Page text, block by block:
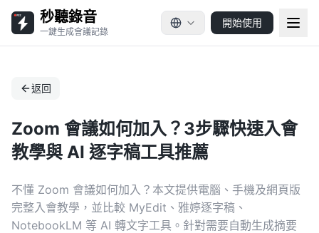
秒聽錄音
一鍵生成會議記錄
開始使用
返回
Zoom 會議如何加入？3步驟快速入會
教學與 AI 逐字稿工具推薦
不懂 Zoom 會議如何加入？本文提供電腦、手機及網頁版
完整入會教學，並比較 MyEdit、雅婷逐字稿、
NotebookLM 等 AI 轉文字工具。針對需要自動生成摘要